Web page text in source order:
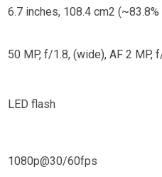
6.7 inches, 108.4 cm2
50 MP, f/1.8, (wide), AF 2 MP,
LED flash
1080p@30/60fps